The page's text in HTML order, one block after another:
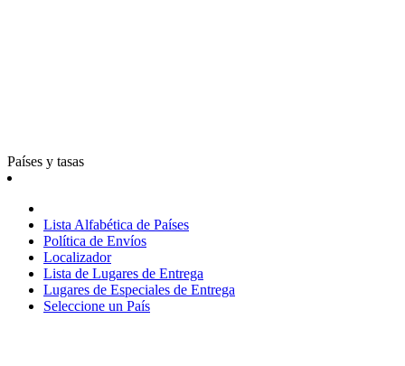
Países y tasas
Lista Alfabética de Países
Política de Envíos
Localizador
Lista de Lugares de Entrega
Lugares de Especiales de Entrega
Seleccione un País